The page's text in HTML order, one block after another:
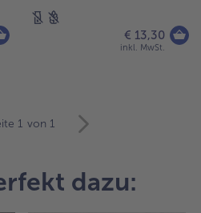
€ 13,30
inkl. MwSt.
1 von 1
dazu: